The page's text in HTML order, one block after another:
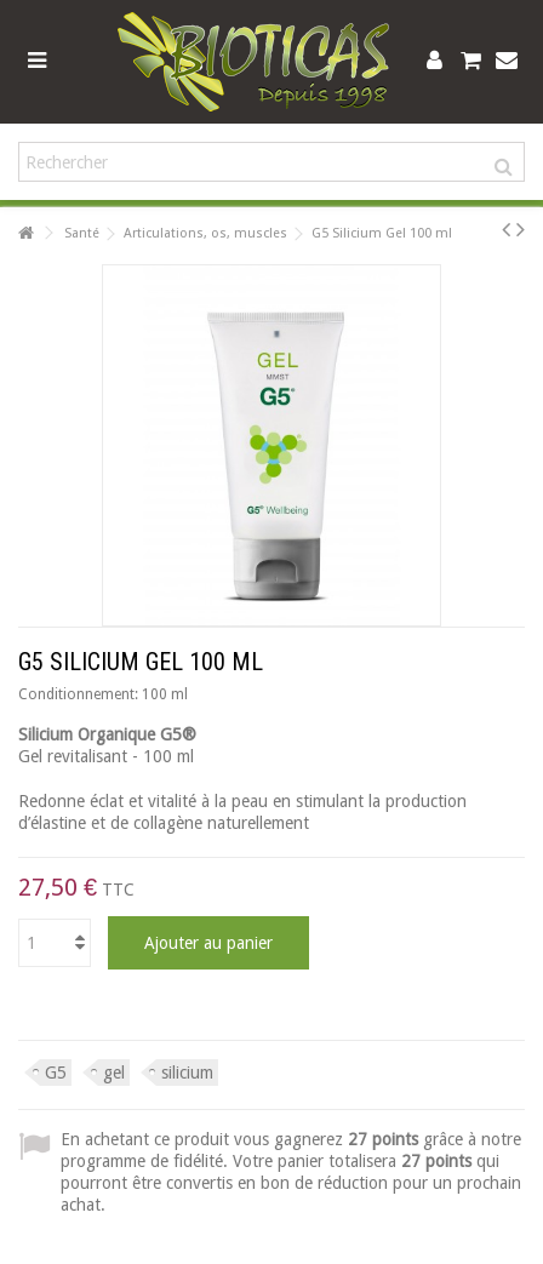
Santé Articulations, os, muscles G5 Silicium Gel 100 ml
G5 SILICIUM GEL 100 ML
Conditionnement: 100 ml
Silicium Organique G5®
Gel revitalisant - 100 ml
Redonne éclat et vitalité à la peau en stimulant la production
d’élastine et de collagène naturellement
27,50 € TTC
Ajouter au panier
G5 gel silicium
En achetant ce produit vous gagnerez 27 pointsgrâce à notre
programme de fidélité. Votre panier totalisera 27 pointsqui
pourront être convertis en bon de réduction pour un prochain
achat.